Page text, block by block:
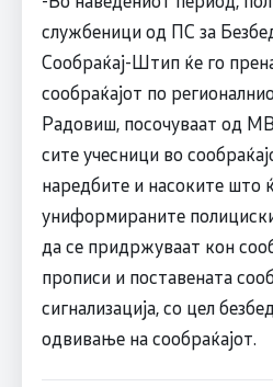
службеници од ПС за
Сообраќај-Штип ќе го
сообраќајот по
Радовиш, посочуваат од
сите учесници во
наредбите и насоките што
униформираните
да се придржуваат кон
прописи и поставената
сигнализација, со цел
одвивање на сообраќајот.